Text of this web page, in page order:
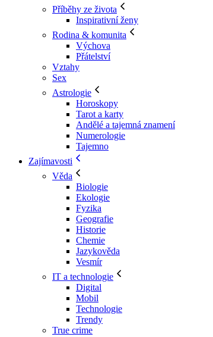
Příběhy ze života
Inspirativní ženy
Rodina & komunita
Výchova
Přátelství
Vztahy
Sex
Astrologie
Horoskopy
Tarot a karty
Andělé a tajemná znamení
Numerologie
Tajemno
Zajímavosti
Věda
Biologie
Ekologie
Fyzika
Geografie
Historie
Chemie
Jazykověda
Vesmír
IT a technologie
Digital
Mobil
Technologie
Trendy
True crime